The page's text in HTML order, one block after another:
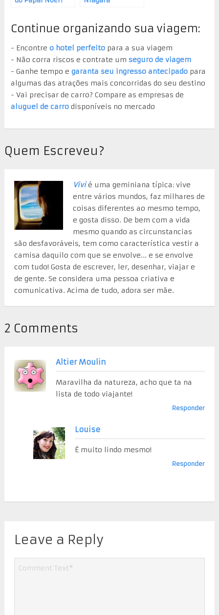
Continue organizando sua viagem:
- Encontre o hotel perfeitopara a sua viagem
- Não corra riscos e contrate um seguro de viagem
- Ganhe tempo e garanta seu ingresso antecipadopara
algumas das atrações mais concorridas do seu destino
- Vai precisar de carro? Compare as empresas de
aluguel de carrodisponíveis no mercado
Quem Escreveu?
Vivié uma geminiana típica: vive
entre vários mundos, faz milhares de
coisas diferentes ao mesmo tempo,
e gosta disso. De bem com a vida
mesmo quando as circunstancias
são desfavoráveis, tem como característica vestir a
camisa daquilo com que se envolve... e se envolve
com tudo! Gosta de escrever, ler, desenhar, viajar e
de gente. Se considera uma pessoa criativa e
comunicativa. Acima de tudo, adora ser mãe.
2 Comments
Altier Moulin
Maravilha da natureza, acho que ta na
lista de todo viajante!
Responder
Louise
É muito lindo mesmo!
Responder
Leave a Reply